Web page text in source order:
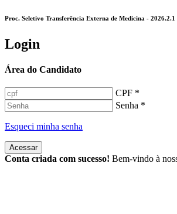
Proc. Seletivo Transferência Externa de Medicina - 2026.2.1
Login
Área do Candidato
CPF *
Senha *
Esqueci minha senha
Acessar
Conta criada com sucesso! Bem-vindo à